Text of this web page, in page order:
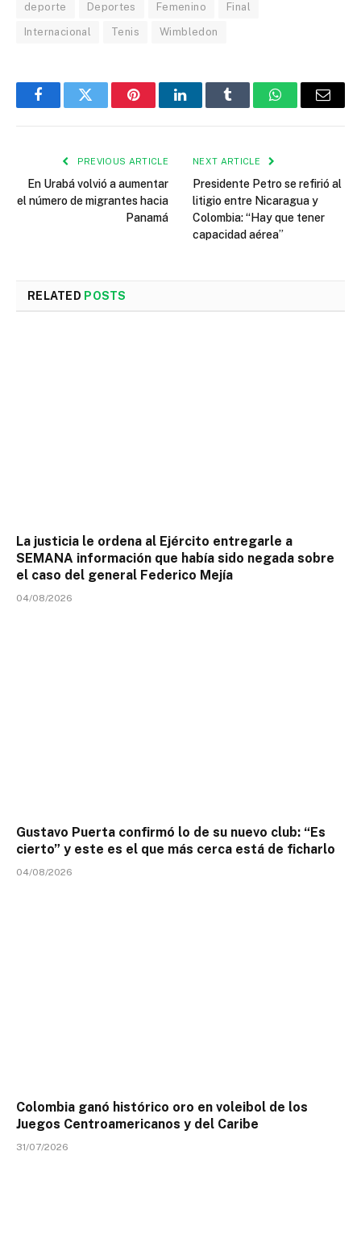
deporte Deportes Femenino Final
Internacional Tenis Wimbledon
FacebookTwitter PinterestLinkedInTumblr WhatsAppEmail
PREVIOUS ARTICLE
En Urabá volvió a aumentar
el número de migrantes hacia
Panamá
NEXT ARTICLE
Presidente Petro se refirió al
litigio entre Nicaragua y
Colombia: “Hay que tener
capacidad aérea”
RELATED POSTS
La justicia le ordena al Ejército entregarle a
SEMANA información que había sido negada sobre
el caso del general Federico Mejía
04/08/2026
Gustavo Puerta confirmó lo de su nuevo club: “Es
cierto” y este es el que más cerca está de ficharlo
04/08/2026
Colombia ganó histórico oro en voleibol de los
Juegos Centroamericanos y del Caribe
31/07/2026